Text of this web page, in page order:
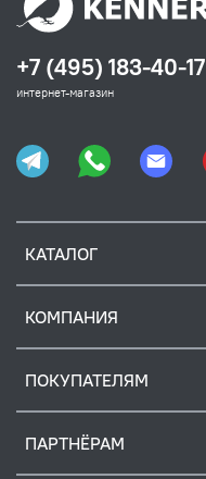
КАТАЛОГ
КОМПАНИЯ
ПОКУПАТЕЛЯМ
ПАРТНЁРАМ
+7 (495) 183-40-17
интернет-магазин